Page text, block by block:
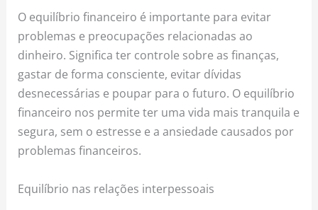
O equilíbrio financeiro é importante para evitar
problemas e preocupações relacionadas ao
dinheiro. Significa ter controle sobre as finanças,
gastar de forma consciente, evitar dívidas
desnecessárias e poupar para o futuro. O equilíbrio
financeiro nos permite ter uma vida mais tranquila e
segura, sem o estresse e a ansiedade causados por
problemas financeiros.
Equilíbrio nas relações interpessoais